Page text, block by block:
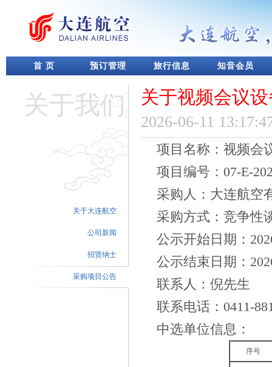
首 页 预订管理 旅行信息 知音会员
关于我们
关于大连航空
公司新闻
招贤纳士
采购项目公告
关于视频会议
2026-06-11
项目名称：视频会
项目编号： 07-E-
采购人：大连航空
采购方式：竞争性
公示开始日期：
公示结束日期：
联系人： 倪先生
联系电话： 0411-
中选单位信息：
序号